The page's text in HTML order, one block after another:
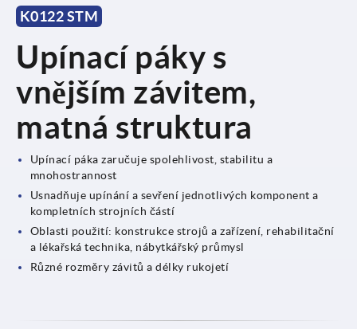
K0122 STM
Upínací páky s
vnějším závitem,
matná struktura
Upínací páka zaručuje spolehlivost, stabilitu a
mnohostrannost
Usnadňuje upínání a sevření jednotlivých komponent a
kompletních strojních částí
Oblasti použití: konstrukce strojů a zařízení, rehabilitační
a lékařská technika, nábytkářský průmysl
Různé rozměry závitů a délky rukojetí